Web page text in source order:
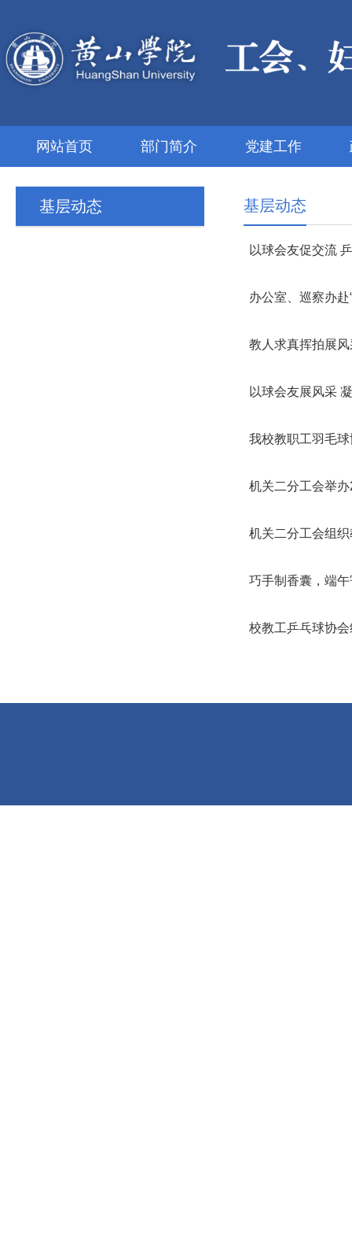
网站首页 部门简介 党建工作
基层动态 基层动态
以球会友促交流
办公室、巡察办赴
教人求真挥拍展
以球会友展风采
我校教职工羽毛球
机关二分工会举办
机关二分工会组
巧手制香囊，端
校教工乒乓球协